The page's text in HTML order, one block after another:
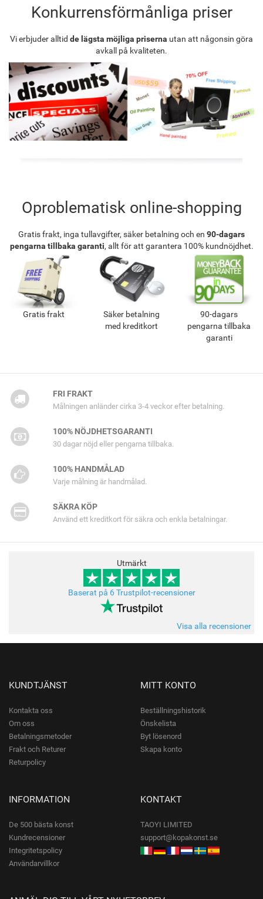
Konkurrensförmånliga priser
Vi erbjuder alltid de lägsta möjliga priserna utan att någonsin göra
avkall på kvaliteten.
Oproblematisk online-shopping
Gratis frakt, inga tullavgifter, säker betalning och en 90-dagars
pengarna tillbaka garanti, allt för att garantera 100% kundnöjdhet.
Gratis frakt
Säker betalning
med kreditkort
90-dagars
pengarna tillbaka
garanti
FRI FRAKT
Målningen anländer cirka 3-4 veckor efter betalning.
100% NÖJDHETSGARANTI
30 dagar nöjd eller pengarna tillbaka.
100% HANDMÅLAD
Varje målning är handmålad.
SÄKRA KÖP
Använd ett kreditkort för säkra och enkla betalningar.
Utmärkt
Baserat på 6 Trustpilot-recensioner
Visa alla recensioner
KUNDTJÄNST
Kontakta oss
Om oss
Betalningsmetoder
Frakt och Returer
Returpolicy
MITT KONTO
Beställningshistorik
Önskelista
Byt lösenord
Skapa konto
INFORMATION
De 500 bästa konst
Kundrecensioner
Integritetspolicy
Användarvillkor
KONTAKT
TAOYI LIMITED
support@kopakonst.se